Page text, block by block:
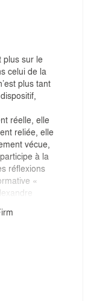
plus sur le
celui de la
plus tant
réelle, elle
reliée, elle
vécue,
à la
réflexions
«
en
de six à